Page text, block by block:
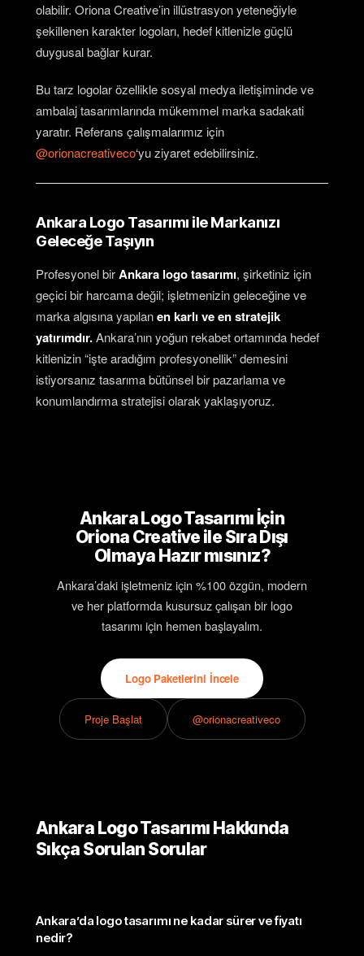
olabilir. Oriona Creative’in illüstrasyon yeteneğiyle
şekillenen karakter logoları, hedef kitlenizle güçlü
duygusal bağlar kurar.
Bu tarz logolar özellikle sosyal medya iletişiminde ve
ambalaj tasarımlarında mükemmel marka sadakati
yaratır. Referans çalışmalarımız için
@orionacreativeco‘yu ziyaret edebilirsiniz.
Ankara Logo Tasarımı ile Markanızı
Geleceğe Taşıyın
Profesyonel birAnkara logo tasarımı, şirketiniz için
geçici bir harcama değil; işletmenizin geleceğine ve
marka algısına yapılanen karlı ve en stratejik
yatırımdır.Ankara’nın yoğun rekabet ortamında hedef
kitlenizin “işte aradığım profesyonellik” demesini
istiyorsanız tasarıma bütünsel bir pazarlama ve
konumlandırma stratejisi olarak yaklaşıyoruz.
Ankara Logo Tasarımı İçin
Oriona Creative ile Sıra Dışı
Olmaya Hazır mısınız?
Ankara’daki işletmeniz için %100 özgün, modern
ve her platformda kusursuz çalışan bir logo
tasarımı için hemen başlayalım.
Logo Paketlerini İncele
Proje Başlat @orionacreativeco
Ankara Logo Tasarımı Hakkında
Sıkça Sorulan Sorular
Ankara’da logo tasarımı ne kadar sürer ve fiyatı
nedir?